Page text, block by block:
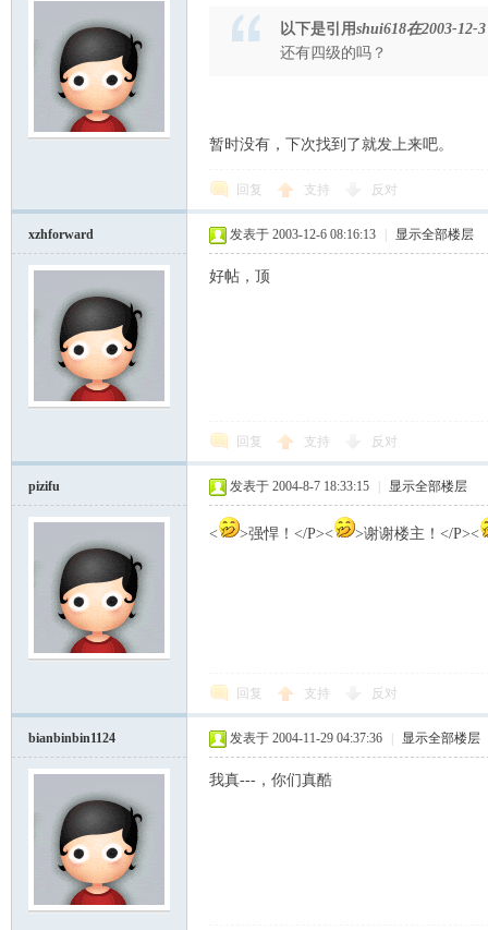
以下是引用shui618在2003-12-
还有四级的吗？
暂时没有，下次找到了就发上来吧。
回复 支持 反对
xzhforward 发表于 2003-12-6 08:16:13 显示全部楼层
好帖，顶
回复 支持 反对
pizifu 发表于 2004-8-7 18:33:15 显示全部楼层
< >强悍！</P>< >谢谢楼主！</P><
回复 支持 反对
bianbinbin1124 发表于 2004-11-29 04:37:36 显示全部楼层
我真---，你们真酷